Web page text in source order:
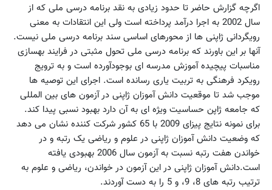
اگرچه گزارش حاضر تا حدود زیادی به نقد برنامه درسی ملی که از
سال 2002 به اجرا درآمد پرداخته است ولی این انتقادات به معنی
رویگردانی ژاپنی ها از محورهای اساسی سند برنامه درسی ملی نیست.
آنها بر این باورند که برنامه درسی ملی تحول مثبتی در فرایند بهسازی
مناسبات پیچیده آموزش مدرسه ای بوجودآورده است و به ترویج
رویکرد فرهنگی به تربیت یاری رسانده است. اجرای این توصیه ها
موجب شد تا موقعیت دانش آموزان ژاپنی در آزمون های بین المللی
که جامعه ژاپن حساسیت ویژه ای به آن دارد بهبود نسبی پیدا کند.
برای نمونه نتایج پیزای 2009 با 65 کشور شرکت کننده نشان می دهد
که وضعیت دانش آموزان ژاپنی در علوم و ریاضی یک رتبه و در
خواندن هفت رتبه نسبت به آزمون سال 2006 بهبودی یافته
است.دانش آموزان ژاپنی در این آزمون در خواندن، ریاضی و علوم به
ترتیب رتبه های 8، 9، و 5 را به دست آوردند.